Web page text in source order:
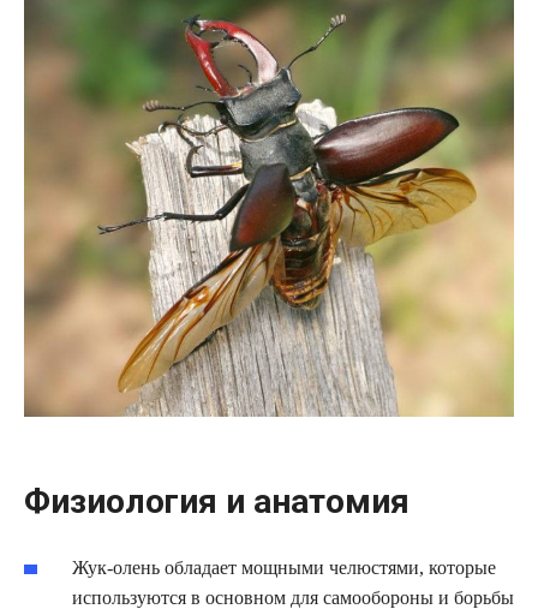
Физиология и анатомия
Жук-олень обладает мощными челюстями, которые
используются в основном для самообороны и борьбы